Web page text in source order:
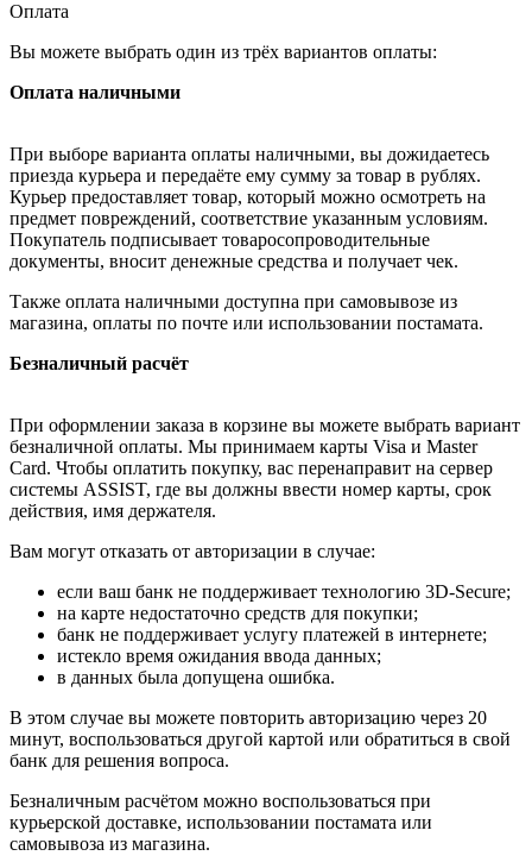
Оплата
Вы можете выбрать один из трёх вариантов оплаты:
Оплата наличными
При выборе варианта оплаты наличными, вы дожидаетесь
приезда курьера и передаёте ему сумму за товар в рублях.
Курьер предоставляет товар, который можно осмотреть на
предмет повреждений, соответствие указанным условиям.
Покупатель подписывает товаросопроводительные
документы, вносит денежные средства и получает чек.
Также оплата наличными доступна при самовывозе из
магазина, оплаты по почте или использовании постамата.
Безналичный расчёт
При оформлении заказа в корзине вы можете выбрать вариант
безналичной оплаты. Мы принимаем карты Visa и Master
Card. Чтобы оплатить покупку, вас перенаправит на сервер
системы ASSIST, где вы должны ввести номер карты, срок
действия, имя держателя.
Вам могут отказать от авторизации в случае:
если ваш банк не поддерживает технологию 3D-Secure;
на карте недостаточно средств для покупки;
банк не поддерживает услугу платежей в интернете;
истекло время ожидания ввода данных;
в данных была допущена ошибка.
В этом случае вы можете повторить авторизацию через 20
минут, воспользоваться другой картой или обратиться в свой
банк для решения вопроса.
Безналичным расчётом можно воспользоваться при
курьерской доставке, использовании постамата или
самовывоза из магазина.